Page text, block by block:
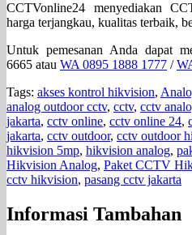
CCTVonline24 menyediakan
harga terjangkau, kualitas terbaik,
Untuk pemesanan Anda dapat
6665 atau WA 0895 1888 1777 /
Tags: akses kontrol hikvision,
analog outdoor cctv, cctv, cctv
jakarta, cctv online, cctv online 24,
jakarta, cctv outdoor, cctv outdoor
hikvision 5mp, hikvision analog,
Hikvision Analog, Paket CCTV
cctv hikvision, pasang cctv jakarta
Informasi Tambahan